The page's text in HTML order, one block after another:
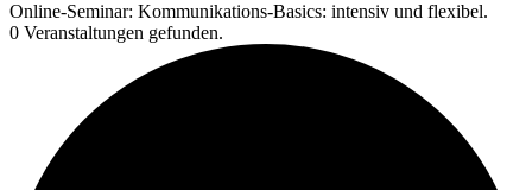
Online-Seminar: Kommunikations-Basics: intensiv und flexibel.
0 Veranstaltungen gefunden.